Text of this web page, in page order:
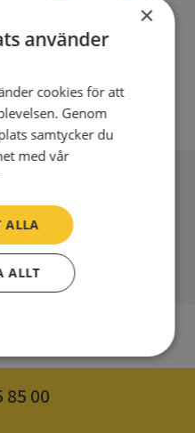
1947
85 00
×
använder
cookies för att
Genom
samtycker du
med vår
ALLA
ALLT
Inriktning